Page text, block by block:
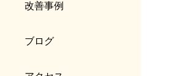
改善事例
ブログ